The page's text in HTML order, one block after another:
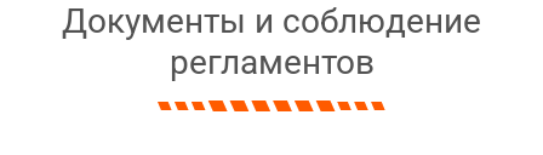
Документы и соблюдение
регламентов